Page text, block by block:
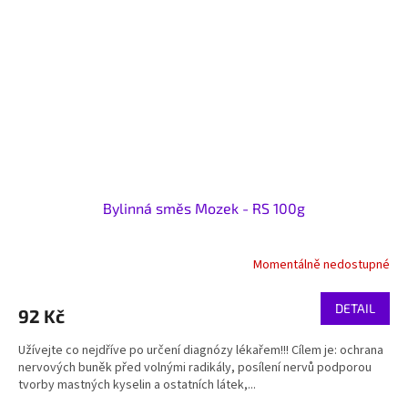
Bylinná směs Mozek - RS 100g
Momentálně nedostupné
92 Kč DETAIL
Užívejte co nejdříve po určení diagnózy lékařem!!! Cílem je: ochrana
nervových buněk před volnými radikály, posílení nervů podporou
tvorby mastných kyselin a ostatních látek,...